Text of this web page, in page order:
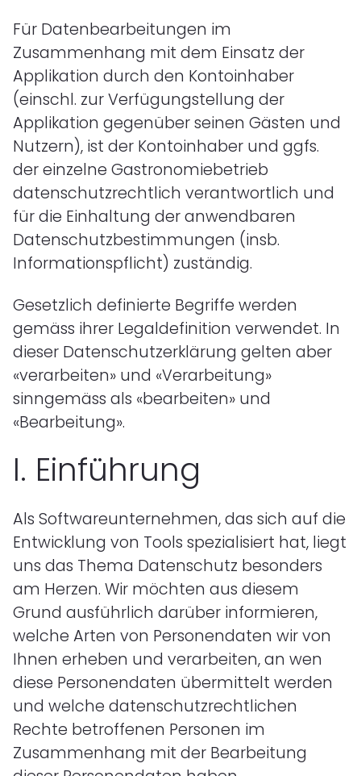
Für Datenbearbeitungen im
Zusammenhang mit dem Einsatz der
Applikation durch den Kontoinhaber
(einschl. zur Verfügungstellung der
Applikation gegenüber seinen Gästen und
Nutzern), ist der Kontoinhaber und ggfs.
der einzelne Gastronomiebetrieb
datenschutzrechtlich verantwortlich und
für die Einhaltung der anwendbaren
Datenschutzbestimmungen (insb.
Informationspflicht) zuständig.
Gesetzlich definierte Begriffe werden
gemäss ihrer Legaldefinition verwendet. In
dieser Datenschutzerklärung gelten aber
«verarbeiten» und «Verarbeitung»
sinngemäss als «bearbeiten» und
«Bearbeitung».
I. Einführung
Als Softwareunternehmen, das sich auf die
Entwicklung von Tools spezialisiert hat, liegt
uns das Thema Datenschutz besonders
am Herzen. Wir möchten aus diesem
Grund ausführlich darüber informieren,
welche Arten von Personendaten wir von
Ihnen erheben und verarbeiten, an wen
diese Personendaten übermittelt werden
und welche datenschutzrechtlichen
Rechte betroffenen Personen im
Zusammenhang mit der Bearbeitung